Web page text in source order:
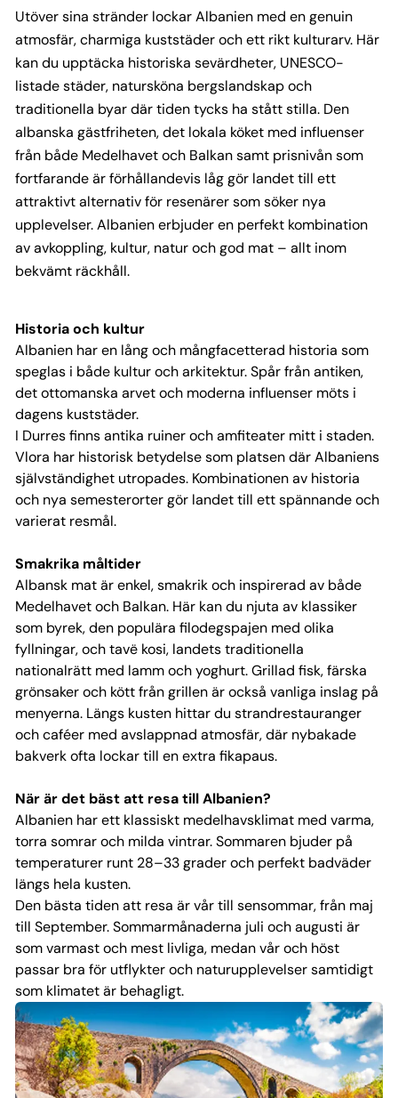
Utöver sina stränder lockar Albanien med en genuin
atmosfär, charmiga kuststäder och ett rikt kulturarv. Här
kan du upptäcka historiska sevärdheter, UNESCO-
listade städer, natursköna bergslandskap och
traditionella byar där tiden tycks ha stått stilla. Den
albanska gästfriheten, det lokala köket med influenser
från både Medelhavet och Balkan samt prisnivån som
fortfarande är förhållandevis låg gör landet till ett
attraktivt alternativ för resenärer som söker nya
upplevelser. Albanien erbjuder en perfekt kombination
av avkoppling, kultur, natur och god mat – allt inom
bekvämt räckhåll.
Historia och kultur
Albanien har en lång och mångfacetterad historia som
speglas i både kultur och arkitektur. Spår från antiken,
det ottomanska arvet och moderna influenser möts i
dagens kuststäder.
I Durres finns antika ruiner och amfiteater mitt i staden.
Vlora har historisk betydelse som platsen där Albaniens
självständighet utropades. Kombinationen av historia
och nya semesterorter gör landet till ett spännande och
varierat resmål.
Smakrika måltider
Albansk mat är enkel, smakrik och inspirerad av både
Medelhavet och Balkan. Här kan du njuta av klassiker
som byrek, den populära filodegspajen med olika
fyllningar, och tavë kosi, landets traditionella
nationalrätt med lamm och yoghurt. Grillad fisk, färska
grönsaker och kött från grillen är också vanliga inslag på
menyerna. Längs kusten hittar du strandrestauranger
och caféer med avslappnad atmosfär, där nybakade
bakverk ofta lockar till en extra fikapaus.
När är det bäst att resa till Albanien?
Albanien har ett klassiskt medelhavsklimat med varma,
torra somrar och milda vintrar. Sommaren bjuder på
temperaturer runt 28–33 grader och perfekt badväder
längs hela kusten.
Den bästa tiden att resa är vår till sensommar, från maj
till September. Sommarmånaderna juli och augusti är
som varmast och mest livliga, medan vår och höst
passar bra för utflykter och naturupplevelser samtidigt
som klimatet är behagligt.